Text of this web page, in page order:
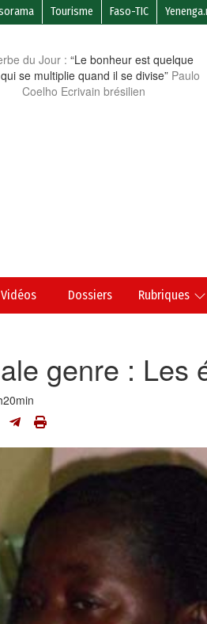
Tourisme Faso-TIC
du Jour : “Le bonheur est quelque
se multiplie quand il se divise” Paulo
Coelho Ecrivain brésilien
Vidéos Dossiers Rubriques
genre : Les